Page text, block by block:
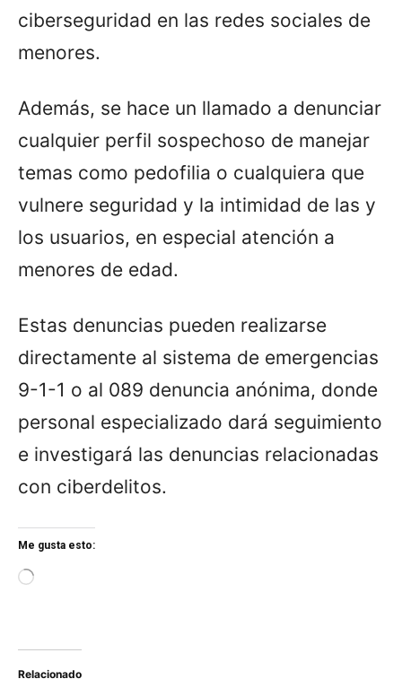
ciberseguridad en las redes sociales de
menores.
Además, se hace un llamado a denunciar
cualquier perfil sospechoso de manejar
temas como pedofilia o cualquiera que
vulnere seguridad y la intimidad de las y
los usuarios, en especial atención a
menores de edad.
Estas denuncias pueden realizarse
directamente al sistema de emergencias
9-1-1 o al 089 denuncia anónima, donde
personal especializado dará seguimiento
e investigará las denuncias relacionadas
con ciberdelitos.
Me gusta esto:
Relacionado